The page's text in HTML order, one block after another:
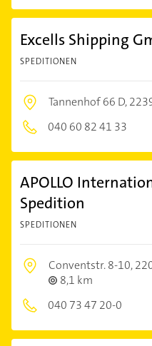
Excells Shipping
SPEDITIONEN
Tannenhof 66 D,
040 60 82 41 33
APOLLO
Spedition
SPEDITIONEN
Conventstr. 8-10,
8,1 km
040 73 47 20-0